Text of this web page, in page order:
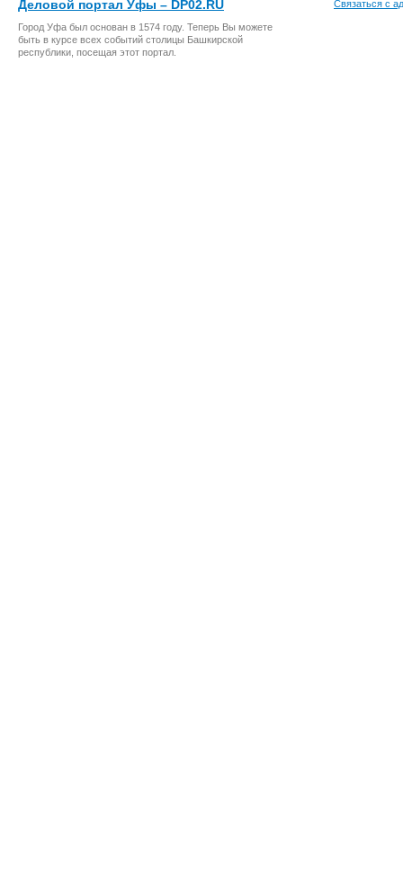
Деловой портал Уфы – DP02.RU
Город Уфа был основан в 1574 году. Теперь Вы можете
быть в курсе всех событий столицы Башкирской
республики, посещая этот портал.
Связаться с